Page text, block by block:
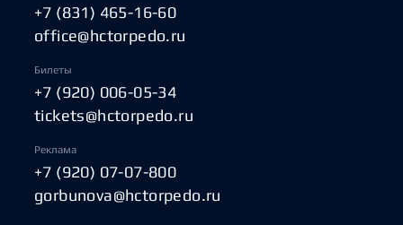
+7 (831) 465-16-60
office@hctorpedo.ru
Билеты
+7 (920) 006-05-34
tickets@hctorpedo.ru
Реклама
+7 (920) 07-07-800
gorbunova@hctorpedo.ru